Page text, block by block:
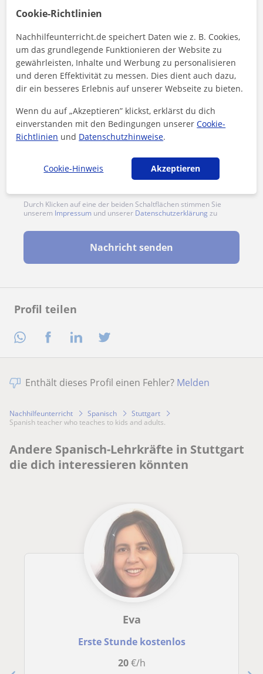
Profil teilen
Durch Klicken auf eine der beiden Schaltflächen stimmen Sie
unserem Impressum und unserer Datenschutzerklärung zu
Nachricht senden
Enthält dieses Profil einen Fehler? Melden
Nachhilfeunterricht Spanisch
Stuttgart
Spanish teacher who teaches to kids and adults.
Andere Spanisch-Lehrkräfte in Stuttgart
die dich interessieren könnten
Eva
Erste Stunde kostenlos
20€/h
Cookie-Richtlinien
Nachhilfeunterricht.de speichert Daten wie z. B. Cookies,
um das grundlegende Funktionieren der Website zu
gewährleisten, Inhalte und Werbung zu personalisieren
und deren Effektivität zu messen. Dies dient auch dazu,
dir ein besseres Erlebnis auf unserer Webseite zu bieten.
Wenn du auf „Akzeptieren” klickst, erklärst du dich
einverstanden mit den Bedingungen unsererCookie-
Richtlinien und Datenschutzhinweise.
Cookie-Hinweis Akzeptieren